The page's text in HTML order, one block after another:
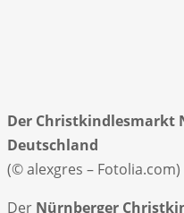
Der Christkindlesmarkt
Deutschland
(© alexgres – Fotolia.com)
Der Nürnberger